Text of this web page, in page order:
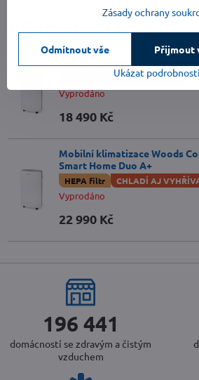
Alternativní produkty
Mobilní klimatizace Woods
TICHÝ PROVOZ
Vyprodáno
18 490 Kč
Mobilní klimatizace Woods
Smart Home Duo A+
HEPA filtr CHLADÍ AJ
Vyprodáno
22 990 Kč
217 119
domácností se zdravým a čistým
vzduchem
Zásady ochrany
Ukázat podrobnosti
Přijmout
Odmítnout vše